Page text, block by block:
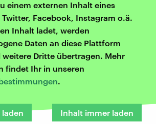
einem externen Inhalt eines
Facebook, Instagram o.ä.
Inhalt ladet, werden
Daten an diese Plattform
Dritte übertragen. Mehr
findet Ihr in unseren
.
Inhalt immer laden